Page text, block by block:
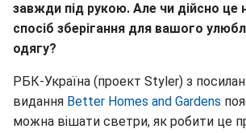
завжди під рукою. Але чи дійсно це
спосіб зберігання для вашого
одягу?
РБК-Україна (проект Styler) з
видання Better Homes and Gardens
можна вішати светри, як робити це